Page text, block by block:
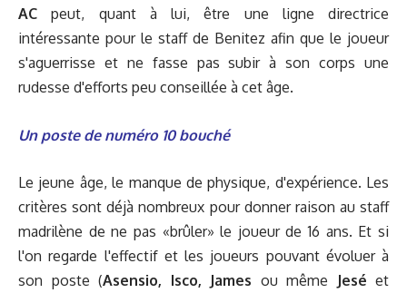
AC peut, quant à lui, être une ligne directrice
intéressante pour le staff de Benitez afin que le joueur
s'aguerrisse et ne fasse pas subir à son corps une
rudesse d'efforts peu conseillée à cet âge.
Un poste de numéro 10 bouché
Le jeune âge, le manque de physique, d'expérience. Les
critères sont déjà nombreux pour donner raison au staff
madrilène de ne pas «brûler» le joueur de 16 ans. Et si
l'on regarde l'effectif et les joueurs pouvant évoluer à
son poste (Asensio, Isco, James ou même Jesé et